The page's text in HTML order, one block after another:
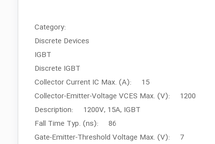
Category:
Discrete Devices
IGBT
Discrete IGBT
Collector Current IC Max. (A): 15
Collector-Emitter-Voltage VCES Max. (V): 1200
Description: 1200V, 15A, IGBT
Fall Time Typ. (ns): 86
Gate-Emitter-Threshold Voltage Max. (V): 7